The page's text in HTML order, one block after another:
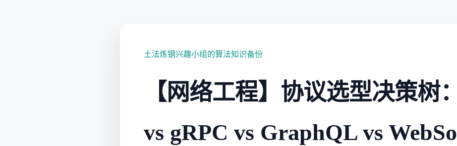
土法炼钢兴趣小组的算法知识备份
【网络工程】协议选型决策树
vs gRPC vs GraphQL vs